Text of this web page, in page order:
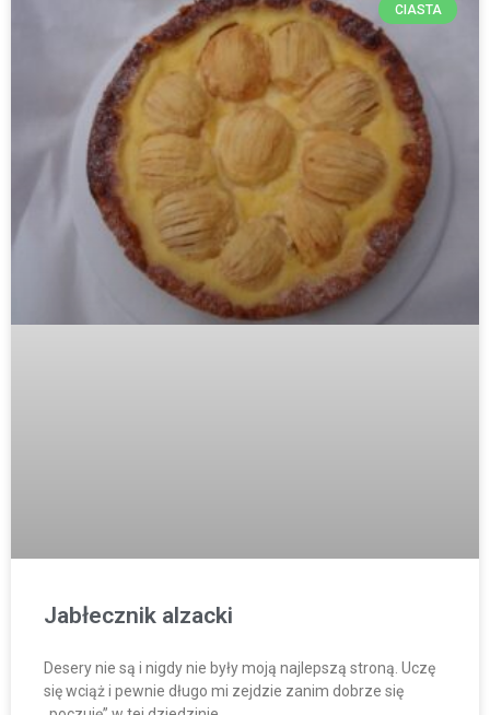
CIASTA
Jabłecznik alzacki
Desery nie są i nigdy nie były moją najlepszą stroną. Uczę
się wciąż i pewnie długo mi zejdzie zanim dobrze się